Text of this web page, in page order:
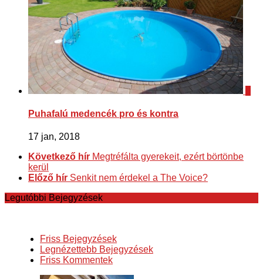
Puhafalú medencék pro és kontra
17 jan, 2018
Következő hír Megtréfálta gyerekeit, ezért börtönbe
kerül
Előző hír Senkit nem érdekel a The Voice?
Legutóbbi Bejegyzések
Friss Bejegyzések
Legnézettebb Bejegyzések
Friss Kommentek